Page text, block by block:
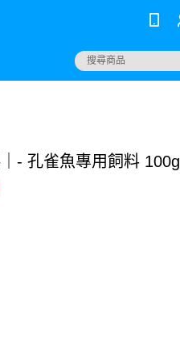
｜- 孔雀魚專用飼料 100g